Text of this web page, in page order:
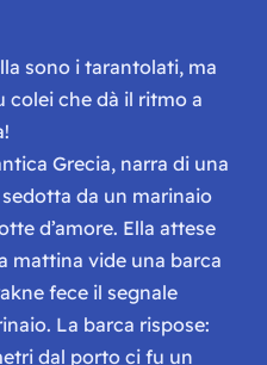
sono i tarantolati, ma
colei che dà il ritmo a
Grecia, narra di una
da un marinaio
d’amore. Ella attese
mattina vide una barca
fece il segnale
La barca rispose:
dal porto ci fu un